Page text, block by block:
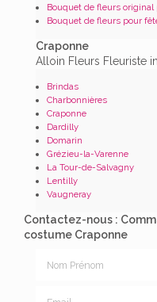
Bouquet de fleurs original
Bouquet de fleurs pour
Craponne
Alloin Fleurs Fleuriste
Brindas
Charbonnières
Craponne
Dardilly
Domarin
Grézieu-la-Varenne
La Tour-de-Salvagny
Lentilly
Vaugneray
Contactez-nous :
costume Craponne